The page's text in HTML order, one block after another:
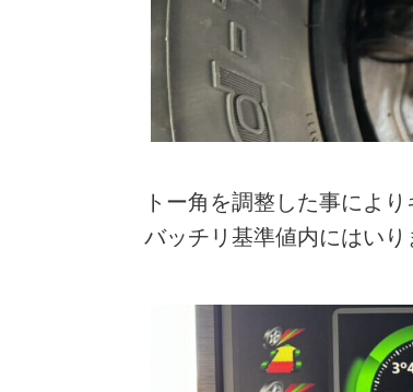
トー角を調整した事によ
バッチリ基準値内にはい